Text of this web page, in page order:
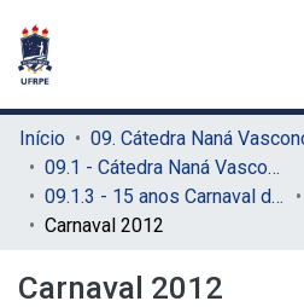
Início
09.1 - Cátedra Naná Vasconcelos (CNV)
09.1.3 - 15 anos Carnaval do Recife (CNV)
Carnaval 2012
Carnaval 2012